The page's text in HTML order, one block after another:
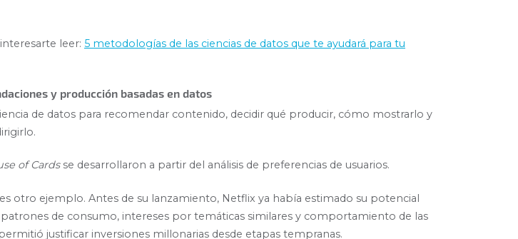
leer: 5 metodologías de las ciencias de datos que te ayudará para tu
y producción basadas en datos
de datos para recomendar contenido, decidir qué producir, cómo mostrarlo y
of Cardsse desarrollaron a partir del análisis de preferencias de usuarios.
otro ejemplo. Antes de su lanzamiento, Netflix ya había estimado su potencial
de consumo, intereses por temáticas similares y comportamiento de las
justificar inversiones millonarias desde etapas tempranas.